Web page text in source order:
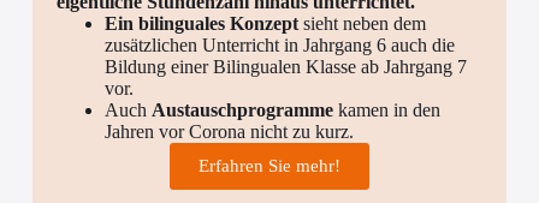
Ein bilinguales Konzeptsieht neben dem
zusätzlichen Unterricht in Jahrgang 6 auch die
Bildung einer Bilingualen Klasse ab Jahrgang 7
vor.
Auch Austauschprogrammekamen in den
Jahren vor Corona nicht zu kurz.
Erfahren Sie mehr!